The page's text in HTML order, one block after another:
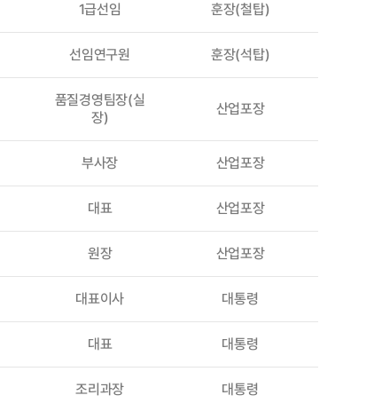
1급선임 훈장(철탑)
선임연구원 훈장(석탑)
품질경영팀장(실
장)
산업포장
부사장 산업포장
대표 산업포장
원장 산업포장
대표이사 대통령
대표 대통령
조리과장 대통령